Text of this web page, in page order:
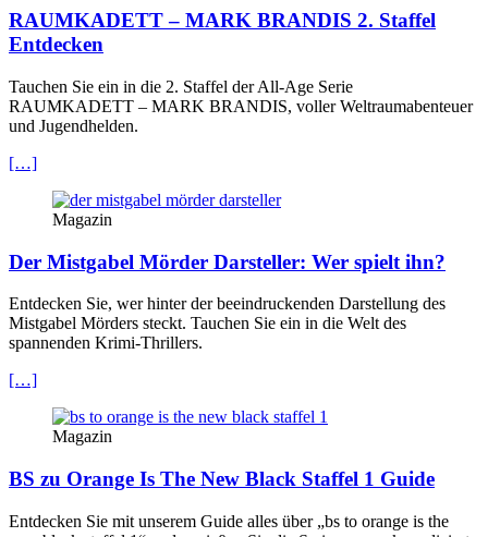
RAUMKADETT – MARK BRANDIS 2. Staffel
Entdecken
Tauchen Sie ein in die 2. Staffel der All-Age Serie
RAUMKADETT – MARK BRANDIS, voller Weltraumabenteuer
und Jugendhelden.
[…]
Magazin
Der Mistgabel Mörder Darsteller: Wer spielt ihn?
Entdecken Sie, wer hinter der beeindruckenden Darstellung des
Mistgabel Mörders steckt. Tauchen Sie ein in die Welt des
spannenden Krimi-Thrillers.
[…]
Magazin
BS zu Orange Is The New Black Staffel 1 Guide
Entdecken Sie mit unserem Guide alles über „bs to orange is the